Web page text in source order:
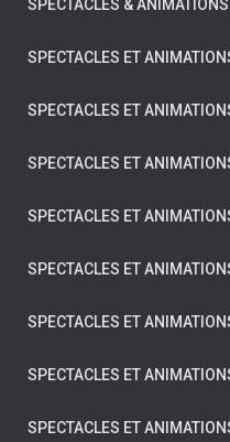
SPECTACLES &
SPECTACLES ET
SPECTACLES ET
SPECTACLES ET
SPECTACLES ET
SPECTACLES ET
SPECTACLES ET
SPECTACLES ET
SPECTACLES ET